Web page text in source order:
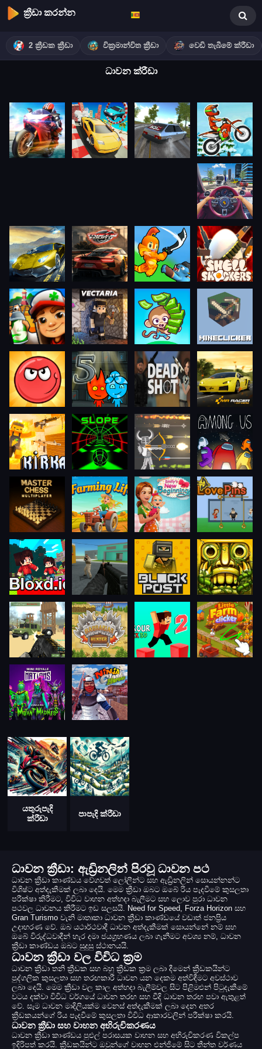
ක්‍රීඩා කරන්න
2 ක්‍රීඩක ක්‍රීඩා වික්‍රමාන්විත ක්‍රීඩා වෙඩි තැබීමේ ක්රීඩා
ධාවන ක්රීඩා
යතුරුපැදි
ක්රීඩා
පාපැදි ක්රීඩා
ධාවන ක්‍රීඩා: ඇඩ්‍රිනලින් පිරවූ ධාවන පථ
ධාවන ක්‍රීඩා කාණ්ඩය වේගවත් ලෝලීන්ට සහ ඇඩ්‍රිනලින් සොයන්නන්ට
විශිෂ්ට අත්දැකීමක් ලබා දෙයි. මෙම ක්‍රීඩා ඔබට ඔබේ රිය පැදවීමේ කුසලතා
පරීක්ෂා කිරීමට, විවිධ වාහන අත්හදා බැලීමට සහ ලොව පුරා ධාවන
පථවල ධාවනය කිරීමට ඉඩ සලසයි. Need for Speed, Forza Horizon සහ
Gran Turismo වැනි මාතෘකා ධාවන ක්‍රීඩා කාණ්ඩයේ වඩාත් ජනප්‍රිය
උදාහරණ වේ. ඔබ යථාර්ථවාදී ධාවන අත්දැකීමක් සොයන්නේ නම් සහ
ඔබේ විරුද්ධවාදීන් හැර දමා ජයග්‍රහණය ලබා ගැනීමට අවශ්‍ය නම්, ධාවන
ක්‍රීඩා කාණ්ඩය ඔබට සුදුසු ස්ථානයයි.
ධාවන ක්‍රීඩා වල විවිධ ක්‍රම
ධාවන ක්‍රීඩා තනි ක්‍රීඩක සහ බහු ක්‍රීඩක ක්‍රම ලබා දීමෙන් ක්‍රීඩකයින්ට
පුද්ගලික කුසලතා සහ තරඟකාරී ධාවන යන දෙකම අත්විඳීමට අවස්ථාව
ලබා දෙයි. මෙම ක්‍රීඩා වල කාල අත්හදා බැලීම්වල සිට පිළිමළුන් පිටුදැකීමේ
වටය දක්වා විවිධ වර්ගයේ ධාවන තරඟ සහ වීදි ධාවන තරඟ පවා ඇතුළත්
වේ. සෑම ධාවන මාදිලියක්ම වෙනස් අත්දැකීමක් ලබා දෙන අතර
ක්‍රීඩකයන්ගේ රිය පැදවීමේ කුසලතා විවිධ ආකාරවලින් පරීක්ෂා කරයි.
ධාවන ක්‍රීඩා සහ වාහන අභිරුචිකරණය
ධාවන ක්‍රීඩා කාණ්ඩය පුළුල් පරාසයක වාහන සහ අභිරුචිකරණ විකල්ප
ඉදිරිපත් කරයි. ක්‍රීඩකයින්ට ඔවුන්ගේ වාහන එන්ජිමේ සිට තීන්ත වර්ණය